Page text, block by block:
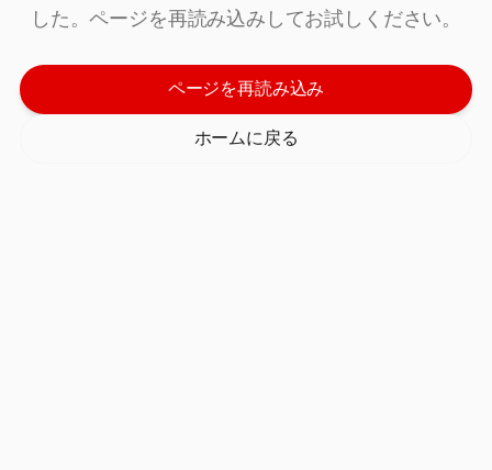
した。ページを再読み込みしてお試しください。
ページを再読み込み
ホームに戻る